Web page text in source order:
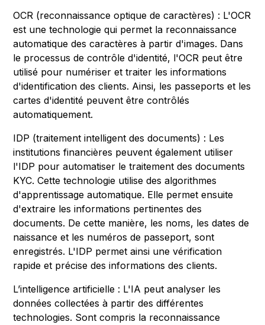
OCR (reconnaissance optique de caractères) : L'OCR
est une technologie qui permet la reconnaissance
automatique des caractères à partir d'images. Dans
le processus de contrôle d'identité, l'OCR peut être
utilisé pour numériser et traiter les informations
d'identification des clients. Ainsi, les passeports et les
cartes d'identité peuvent être contrôlés
automatiquement.
IDP (traitement intelligent des documents) : Les
institutions financières peuvent également utiliser
l'IDP pour automatiser le traitement des documents
KYC. Cette technologie utilise des algorithmes
d'apprentissage automatique. Elle permet ensuite
d'extraire les informations pertinentes des
documents. De cette manière, les noms, les dates de
naissance et les numéros de passeport, sont
enregistrés. L'IDP permet ainsi une vérification
rapide et précise des informations des clients.
L’intelligence artificielle : L'IA peut analyser les
données collectées à partir des différentes
technologies. Sont compris la reconnaissance